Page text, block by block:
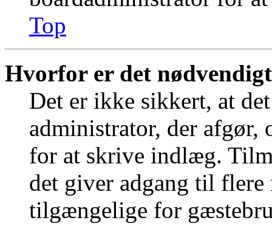
Top
Hvorfor er det
Det er ikke sikkert, at
administrator, der afgør,
for at skrive indlæg.
det giver adgang til
tilgængelige for